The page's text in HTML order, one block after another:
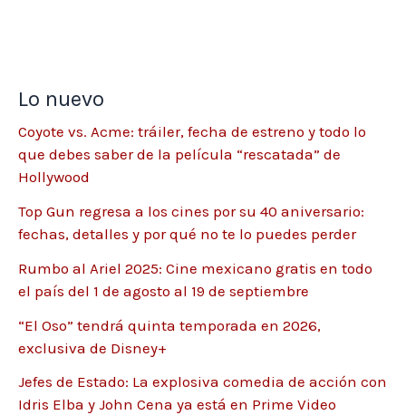
Lo nuevo
Coyote vs. Acme: tráiler, fecha de estreno y todo lo
que debes saber de la película “rescatada” de
Hollywood
Top Gun regresa a los cines por su 40 aniversario:
fechas, detalles y por qué no te lo puedes perder
Rumbo al Ariel 2025: Cine mexicano gratis en todo
el país del 1 de agosto al 19 de septiembre
“El Oso” tendrá quinta temporada en 2026,
exclusiva de Disney+
Jefes de Estado: La explosiva comedia de acción con
Idris Elba y John Cena ya está en Prime Video